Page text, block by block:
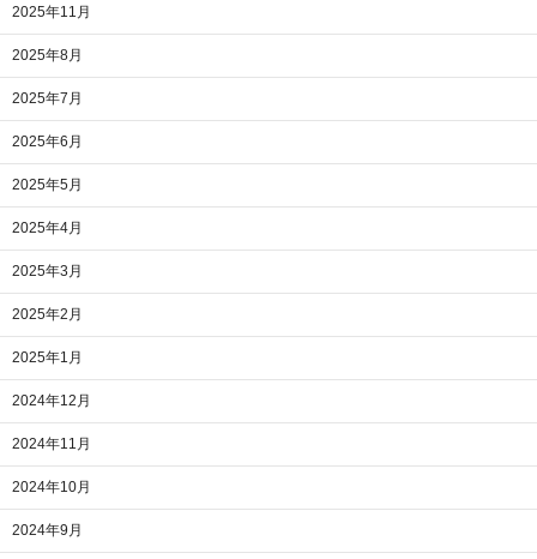
2025年11月
2025年8月
2025年7月
2025年6月
2025年5月
2025年4月
2025年3月
2025年2月
2025年1月
2024年12月
2024年11月
2024年10月
2024年9月